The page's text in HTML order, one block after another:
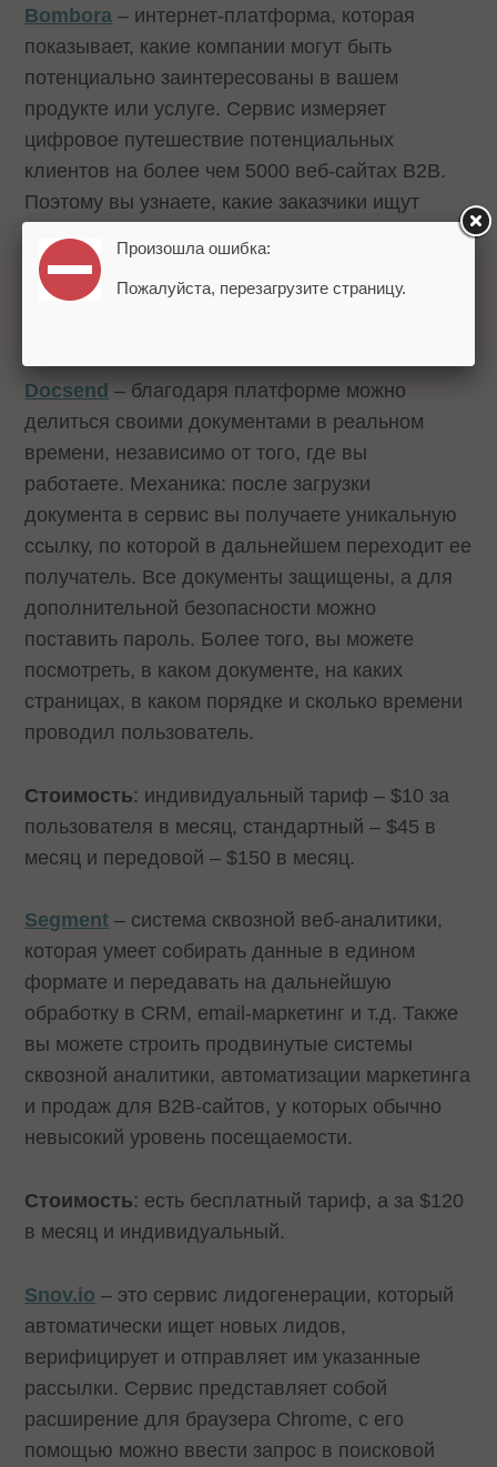
Bombora – интернет-платформа, которая
показывает, какие компании могут быть
потенциально заинтересованы в вашем
продукте или услуге. Сервис измеряет
цифровое путешествие потенциальных
клиентов на более чем 5000 веб-сайтах B2B.
Поэтому вы узнаете, какие заказчики ищут
ваше решение, и впоследствии сможете их
привлечь.
Docsend – благодаря платформе можно
делиться своими документами в ​​реальном
времени, независимо от того, где вы
работаете. Механика: после загрузки
документа в сервис вы получаете уникальную
ссылку, по которой в дальнейшем переходит ее
получатель. Все документы защищены, а для
дополнительной безопасности можно
поставить пароль. Более того, вы можете
посмотреть, в каком документе, на каких
страницах, в каком порядке и сколько времени
проводил пользователь.
Стоимость: индивидуальный тариф – $10 за
пользователя в месяц, стандартный – $45 в
месяц и передовой – $150 в месяц.
Segment – система сквозной веб-аналитики,
которая умеет собирать данные в едином
формате и передавать на дальнейшую
обработку в CRM, email-маркетинг и т.д. Также
вы можете строить продвинутые системы
сквозной аналитики, автоматизации маркетинга
и продаж для B2B-сайтов, у которых обычно
невысокий уровень посещаемости.
Стоимость: есть бесплатный тариф, а за $120
в месяц и индивидуальный.
Snov.io – это сервис лидогенерации, который
автоматически ищет новых лидов,
верифицирует и отправляет им указанные
рассылки. Сервис представляет собой
расширение для браузера Chrome, с его
помощью можно ввести запрос в поисковой
Произошла ошибка:
Пожалуйста, перезагрузите страницу.